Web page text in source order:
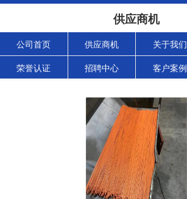
供应商机
公司首页 供应商机 关于我们
荣誉认证 招聘中心 客户案例